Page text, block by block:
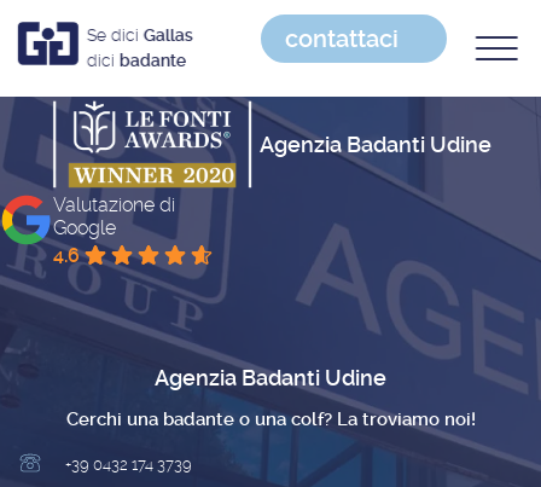
Se dici Gallas
dici badante
contattaci
Agenzia Badanti Udine
Valutazione di
Google
4.6
Agenzia Badanti Udine
Cerchi una badante o una colf? La troviamo noi!
+39 0432 174 3739